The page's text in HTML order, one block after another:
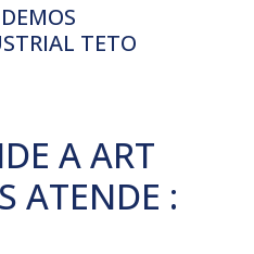
TETO
A ART
ATENDE :